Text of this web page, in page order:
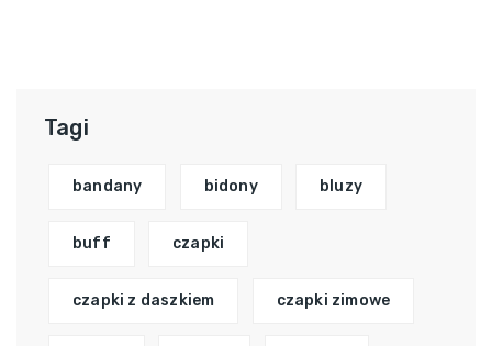
Tagi
bandany bidony bluzy
buff czapki
czapki z daszkiem czapki zimowe